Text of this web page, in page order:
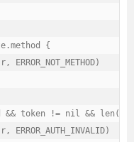
{
ERROR_NOT_METHOD)
&& token != nil &&
ERROR_AUTH_INVALID)